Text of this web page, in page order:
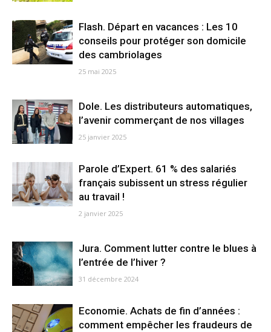
Flash. Départ en vacances : Les 10
conseils pour protéger son domicile
des cambriolages
25 mai 2025
Dole. Les distributeurs automatiques,
l’avenir commerçant de nos villages
25 janvier 2025
Parole d’Expert. 61 % des salariés
français subissent un stress régulier
au travail !
2 janvier 2025
Jura. Comment lutter contre le blues à
l’entrée de l’hiver ?
31 décembre 2024
Economie. Achats de fin d’années :
comment empêcher les fraudeurs de